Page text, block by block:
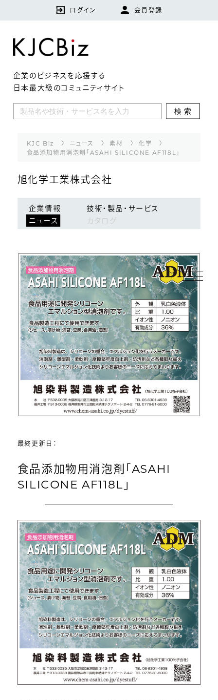
ログイン 会員登録
企業のビジネスを応援する
日本最大級のコミュニティサイト
検索
KJCBizとは
特集
企業
KJC Biz ニュース 素材
化学
食品添加物用消泡剤「ASAHI SILICONE AF118L」
旭化学工業株式会社
企業情報
技術・製品・サービス
ニュース
カタログ
最終更新日：
食品添加物用消泡剤「ASAHI
SILICONE AF118L」